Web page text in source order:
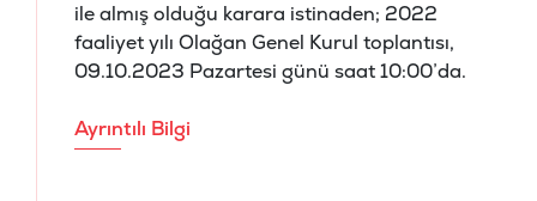
ile almış olduğu karara istinaden; 2022
faaliyet yılı Olağan Genel Kurul toplantısı,
09.10.2023 Pazartesi günü saat 10:00’da.
Ayrıntılı Bilgi